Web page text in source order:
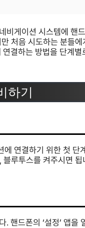
비게이션 시스템에 핸
처음 시도하는 분들
결하는 방법을 단계
하기
연결하기 위한 첫 단
루투스를 켜주시면
드폰의 ‘설정’ 앱을